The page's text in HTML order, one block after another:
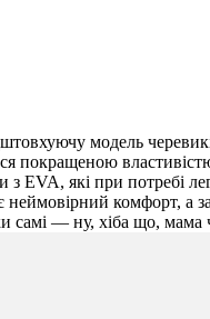
модель
покращеною
EVA, які при потребі
комфорт, а
самі — ну, хіба що,